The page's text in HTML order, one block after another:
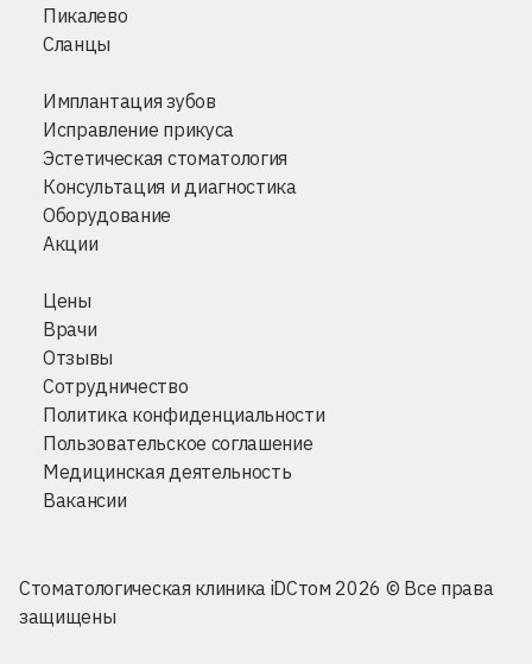
Пикалево
Сланцы
Имплантация зубов
Исправление прикуса
Эстетическая стоматология
Консультация и диагностика
Оборудование
Акции
Цены
Врачи
Отзывы
Сотрудничество
Политика конфиденциальности
Пользовательское соглашение
Медицинская деятельность
Вакансии
Стоматологическая клиника iDСтом 2026 © Все права
защищены